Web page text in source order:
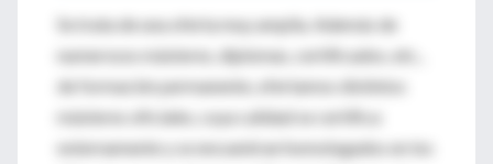
Se trata de una oferta muy amplia. Además de
numerosos másteres, diplomas, certificados, etc.,
de formación permanente, ofertamos distintos
másteres oficiales, cuya calidad se certifica
externamente y se encuentran homologados en los